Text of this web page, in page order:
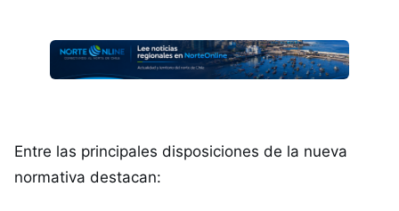
Entre las principales disposiciones de la nueva
normativa destacan: